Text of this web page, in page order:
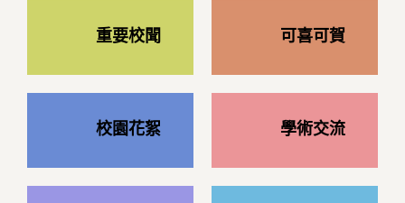
重要校聞 可喜可賀
校園花絮 學術交流